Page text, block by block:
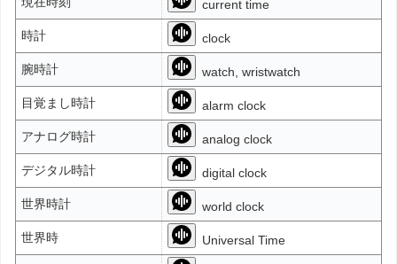
current time
時計 clock
腕時計 watch, wristwatch
目覚まし時計 alarm clock
アナログ時計 analog clock
デジタル時計 digital clock
世界時計 world clock
世界時 Universal Time